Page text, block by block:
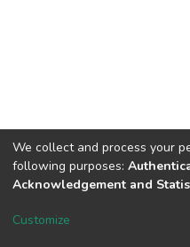
Dspace & Volodymyr Dahl
We collect and process your
following purposes:
Acknowledgement and
Customize